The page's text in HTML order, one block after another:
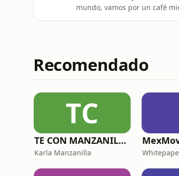
mundo, vamos por un café
Recomendado
TC
TE CON MANZANILLA. Para sanar tu relación con la comida, el cuerpo y el alma.
Karla Manzanilla